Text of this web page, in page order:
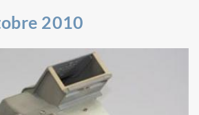
2010